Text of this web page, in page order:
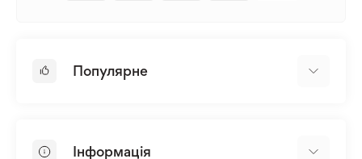
Популярне
Інформація